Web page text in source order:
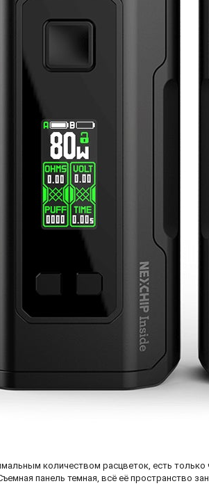
количеством расцветок, есть
панель темная, всё её пространство